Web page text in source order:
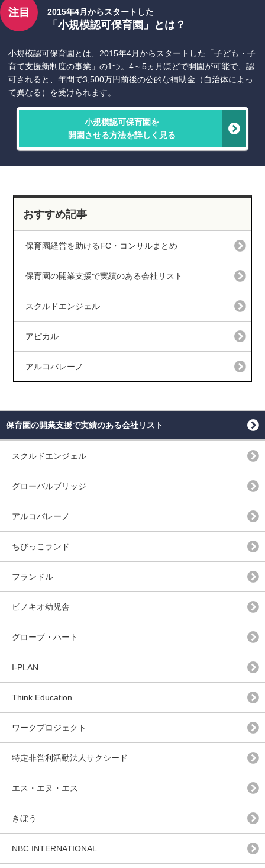
注目 2015年4月からスタートした
「小規模認可保育園」とは？
小規模認可保育園とは、2015年4月からスタートした「子ども・子
育て支援新制度の事業」の1つ。4～5ヵ月ほどで開園が可能で、認
可されると、年間で3,500万円前後の公的な補助金（自治体によっ
て異なる）を受けられます。
小規模認可保育園を
開園させる方法を詳しく見る
おすすめ記事
保育園経営を助けるFC・コンサルまとめ
保育園の開業支援で実績のある会社リスト
スクルドエンジェル
アピカル
アルコバレーノ
保育園の開業支援で実績のある会社リスト
スクルドエンジェル
グローバルブリッジ
アルコバレーノ
ちびっこランド
フランドル
ピノキオ幼児舎
グローブ・ハート
I-PLAN
Think Education
ワークプロジェクト
特定非営利活動法人サクシード
エス・エヌ・エス
きぼう
NBC INTERNATIONAL